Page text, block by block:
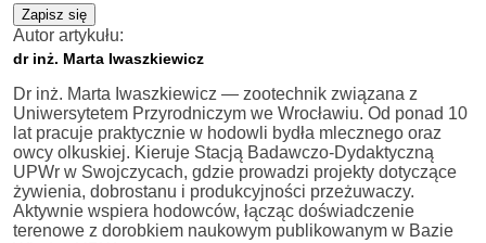
Zapisz się
Autor artykułu:
dr inż. Marta Iwaszkiewicz
Dr inż. Marta Iwaszkiewicz — zootechnik związana z
Uniwersytetem Przyrodniczym we Wrocławiu. Od ponad 10
lat pracuje praktycznie w hodowli bydła mlecznego oraz
owcy olkuskiej. Kieruje Stacją Badawczo-Dydaktyczną
UPWr w Swojczycach, gdzie prowadzi projekty dotyczące
żywienia, dobrostanu i produkcyjności przeżuwaczy.
Aktywnie wspiera hodowców, łącząc doświadczenie
terenowe z dorobkiem naukowym publikowanym w Bazie